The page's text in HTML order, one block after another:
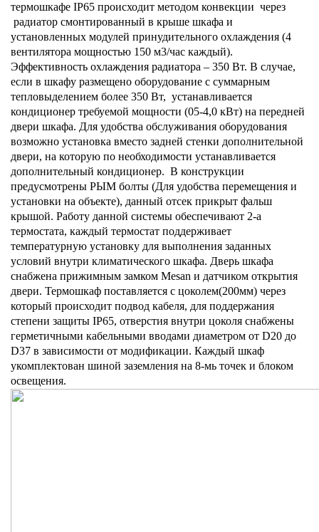
термошкафе IP65 происходит методом конвекции через
радиатор смонтированный в крыше шкафа и
установленных модулей принудительного охлаждения (4
вентилятора мощностью 150 м3/час каждый).
Эффективность охлаждения радиатора – 350 Вт. В случае,
если в шкафу размещено оборудование с суммарным
тепловыделением более 350 Вт, устанавливается
кондиционер требуемой мощности (05-4,0 кВт) на передней
двери шкафа. Для удобства обслуживания оборудования
возможно установка вместо задней стенки дополнительной
двери, на которую по необходимости устанавливается
дополнительный кондиционер. В конструкции
предусмотрены РЫМ болты (Для удобства перемещения и
установки на объекте), данный отсек прикрыт фальш
крышой. Работу данной системы обеспечивают 2-а
термостата, каждый термостат поддерживает
температурную установку для выполнения заданных
условий внутри климатического шкафа. Дверь шкафа
снабжена прижимным замком Mesan и датчиком открытия
двери. Термошкаф поставляется с цоколем(200мм) через
который происходит подвод кабеля, для поддержания
степени защиты IP65, отверстия внутри цоколя снабжены
герметичными кабельными вводами диаметром от D20 до
D37 в зависимости от модификации. Каждый шкаф
укомплектован шиной заземления на 8-мь точек и блоком
освещения.